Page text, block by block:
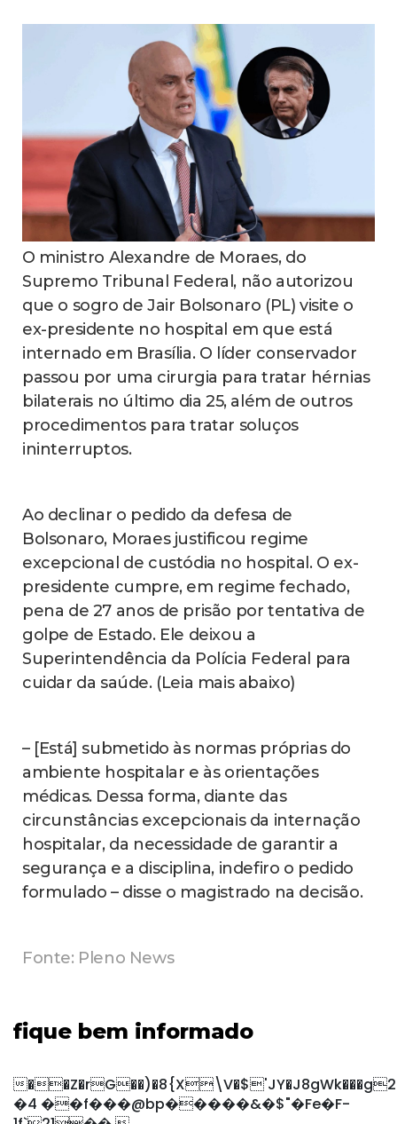
O ministro Alexandre de Moraes, do
Supremo Tribunal Federal, não autorizou
que o sogro de Jair Bolsonaro (PL) visite o
ex-presidente no hospital em que está
internado em Brasília. O líder conservador
passou por uma cirurgia para tratar hérnias
bilaterais no último dia 25, além de outros
procedimentos para tratar soluços
ininterruptos.
Ao declinar o pedido da defesa de
Bolsonaro, Moraes justificou regime
excepcional de custódia no hospital. O ex-
presidente cumpre, em regime fechado,
pena de 27 anos de prisão por tentativa de
golpe de Estado. Ele deixou a
Superintendência da Polícia Federal para
cuidar da saúde. (Leia mais abaixo)
– [Está] submetido às normas próprias do
ambiente hospitalar e às orientações
médicas. Dessa forma, diante das
circunstâncias excepcionais da internação
hospitalar, da necessidade de garantir a
segurança e a disciplina, indefiro o pedido
formulado – disse o magistrado na decisão.
Fonte: Pleno News
fique bem informado
�4 ��f���@bp�����&�$"�Fe�F-